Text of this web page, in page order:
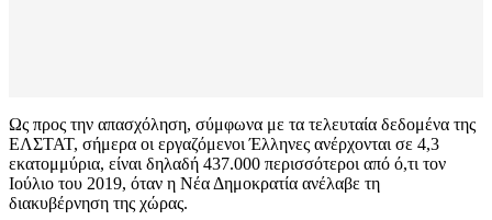
Ως προς την απασχόληση, σύμφωνα με τα τελευταία δεδομένα της
ΕΛΣΤΑΤ, σήμερα οι εργαζόμενοι Έλληνες ανέρχονται σε 4,3
εκατομμύρια, είναι δηλαδή 437.000 περισσότεροι από ό,τι τον
Ιούλιο του 2019, όταν η Νέα Δημοκρατία ανέλαβε τη
διακυβέρνηση της χώρας.